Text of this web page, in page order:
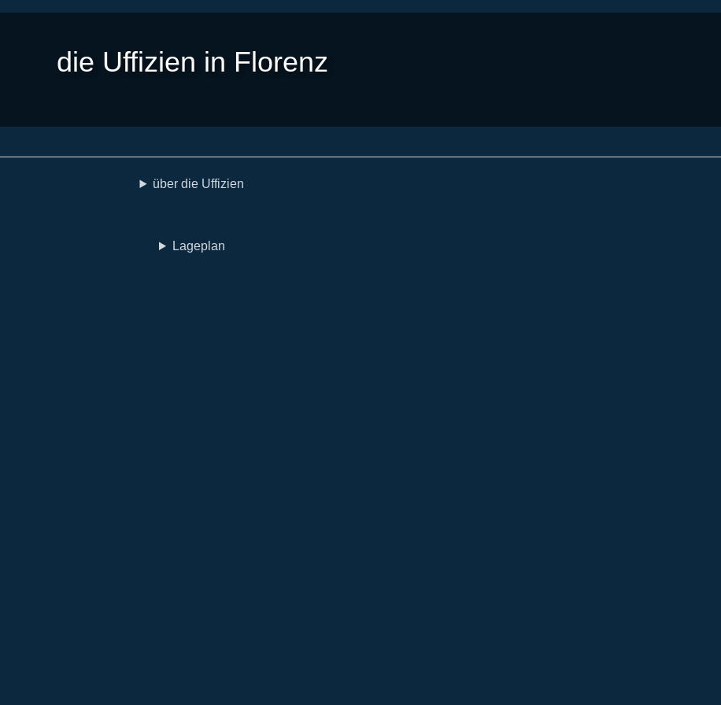
die Uffizien in Florenz
über die Uffizien
Lageplan